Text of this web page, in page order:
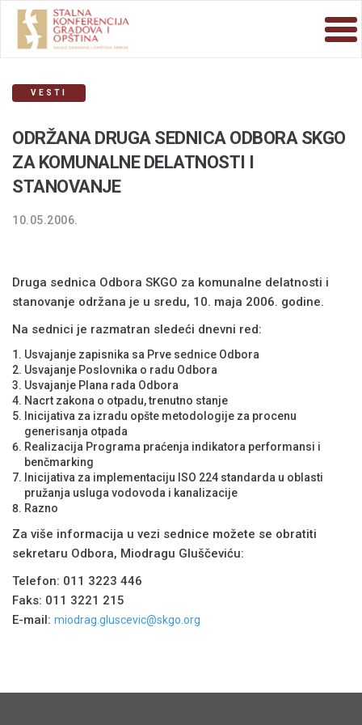
VESTI
ODRŽANA DRUGA SEDNICA ODBORA SKGO
ZA KOMUNALNE DELATNOSTI I
STANOVANJE
10.05.2006.
Druga sednica Odbora SKGO za komunalne delatnosti i
stanovanje održana je u sredu, 10. maja 2006. godine.
Na sednici je razmatran sledeći dnevni red:
Usvajanje zapisnika sa Prve sednice Odbora
Usvajanje Poslovnika o radu Odbora
Usvajanje Plana rada Odbora
Nacrt zakona o otpadu, trenutno stanje
Inicijativa za izradu opšte metodologije za procenu
generisanja otpada
Realizacija Programa praćenja indikatora performansi i
benčmarking
Inicijativa za implementaciju ISO 224 standarda u oblasti
pružanja usluga vodovoda i kanalizacije
Razno
Za više informacija u vezi sednice možete se obratiti
sekretaru Odbora, Miodragu Gluščeviću:
Telefon: 011 3223 446
Faks: 011 3221 215
E-mail: miodrag.gluscevic@skgo.org